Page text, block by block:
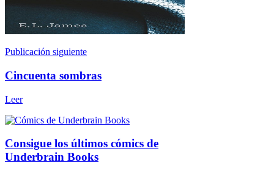
Publicación siguiente
Cincuenta sombras
Leer
Consigue los últimos cómics de
Underbrain Books